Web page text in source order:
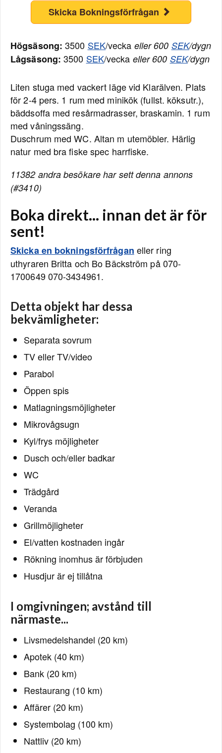
Skicka Bokningsförfrågan
Högsäsong: 3500 SEK/vecka eller 600 SEK/dygn
Lågsäsong: 3500 SEK/vecka eller 600 SEK/dygn
Liten stuga med vackert läge vid Klarälven. Plats
för 2-4 pers. 1 rum med minikök (fullst. köksutr.),
bäddsoffa med resårmadrasser, braskamin. 1 rum
med våningssäng.
Duschrum med WC. Altan m utemöbler. Härlig
natur med bra fiske spec harrfiske.
11382 andra besökare har sett denna annons
(#3410)
Boka direkt... innan det är för
sent!
Skicka en bokningsförfrågan eller ring
uthyraren Britta och Bo Bäckström på 070-
1700649 070-3434961.
Detta objekt har dessa
bekvämligheter:
Separata sovrum
TV eller TV/video
Parabol
Öppen spis
Matlagningsmöjligheter
Mikrovågsugn
Kyl/frys möjligheter
Dusch och/eller badkar
WC
Trädgård
Veranda
Grillmöjligheter
El/vatten kostnaden ingår
Rökning inomhus är förbjuden
Husdjur är ej tillåtna
I omgivningen; avstånd till
närmaste...
Livsmedelshandel (20 km)
Apotek (40 km)
Bank (20 km)
Restaurang (10 km)
Affärer (20 km)
Systembolag (100 km)
Nattliv (20 km)